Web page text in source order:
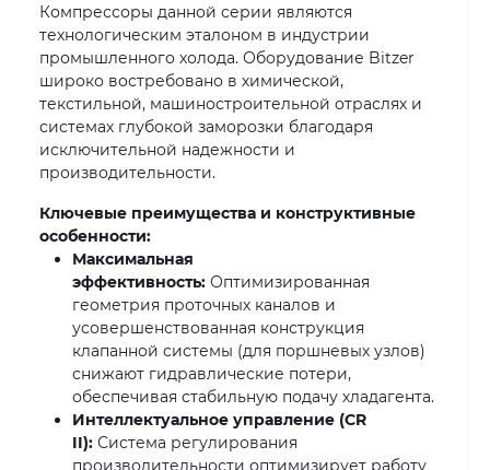
Компрессоры данной серии являются
технологическим эталоном в индустрии
промышленного холода. Оборудование Bitzer
широко востребовано в химической,
текстильной, машиностроительной отраслях и
системах глубокой заморозки благодаря
исключительной надежности и
производительности.
Ключевые преимущества и конструктивные
особенности:
Максимальная
эффективность: Оптимизированная
геометрия проточных каналов и
усовершенствованная конструкция
клапанной системы (для поршневых узлов)
снижают гидравлические потери,
обеспечивая стабильную подачу хладагента.
Интеллектуальное управление (CR
II): Система регулирования
производительности оптимизирует работу